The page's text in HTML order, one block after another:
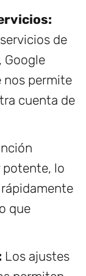
de
Google
nos permite
cuenta de
potente, lo
que
Los ajustes